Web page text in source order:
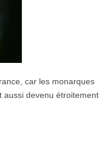
car les monarques
aussi devenu étroitement